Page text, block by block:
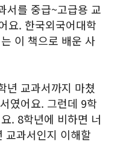
서를 중급~고급용 교
요. 한국외국어대학
이 책으로 배운 사
년 교과서까지 마쳤
였어요. 그런데 9학
. 8학년에 비하면 너
교과서인지 이해할